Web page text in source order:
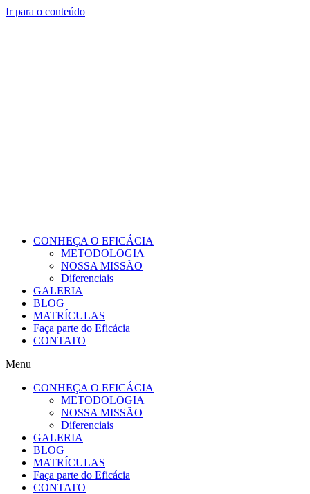
Ir para o conteúdo
CONHEÇA O EFICÁCIA
METODOLOGIA
NOSSA MISSÃO
Diferenciais
GALERIA
BLOG
MATRÍCULAS
Faça parte do Eficácia
CONTATO
Menu
CONHEÇA O EFICÁCIA
METODOLOGIA
NOSSA MISSÃO
Diferenciais
GALERIA
BLOG
MATRÍCULAS
Faça parte do Eficácia
CONTATO